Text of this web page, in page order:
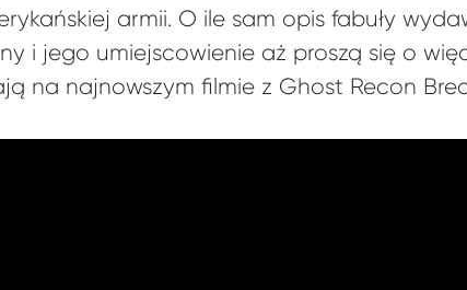
armii. O ile sam opis fabuły
i jego umiejscowienie aż proszą się o
na najnowszym filmie z Ghost Recon